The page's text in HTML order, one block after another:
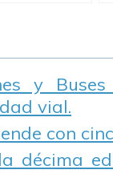
y
vial.
con
décima